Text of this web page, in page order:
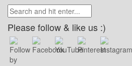
Please follow & like us :)